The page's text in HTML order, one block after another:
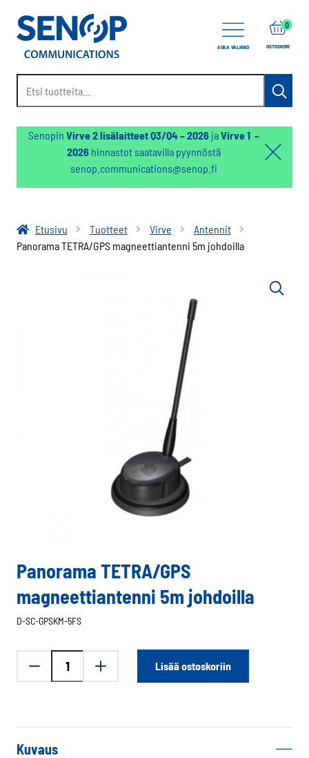
AVAA VALIKKO OSTOSKORI
0items
Senopin Virve 2 lisälaitteet Q3/Q4 – 2026jaVirve 1 –
2026hinnastot saatavilla pyynnöstä
senop.communications@senop.fi
Etusivu Tuotteet Virve
Antennit
Panorama TETRA/GPS magneettiantenni 5m johdoilla
Panorama TETRA/GPS
magneettiantenni 5m johdoilla
D-SC-GPSKM-5FS
TETRA/GPS
johdoilla
Lisää ostoskoriin
Kuvaus